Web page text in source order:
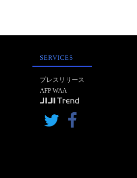
SERVICES
プレスリリース
AFP WAA